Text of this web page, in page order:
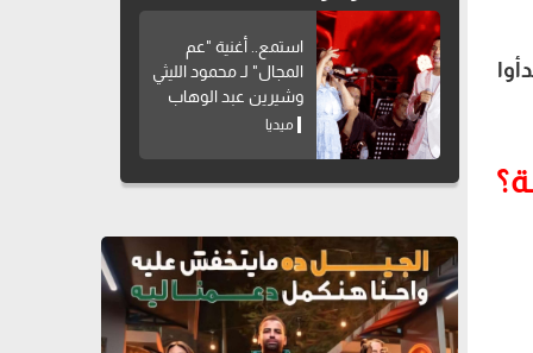
استمع.. أغنية "عم
المجال" لـ محمود الليثي
وشيرين عبد الوهاب
ميديا